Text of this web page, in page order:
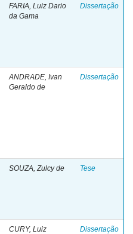
FARIA, Luiz Dario
da Gama
Dissertação
ANDRADE, Ivan
Geraldo de
Dissertação
SOUZA, Zulcy de Tese
CURY, Luiz
Dissertação